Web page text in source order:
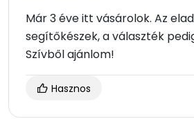
Már 3 éve itt vásárolok. Az
segítőkészek, a választék
Szívből ajánlom!
Hasznos